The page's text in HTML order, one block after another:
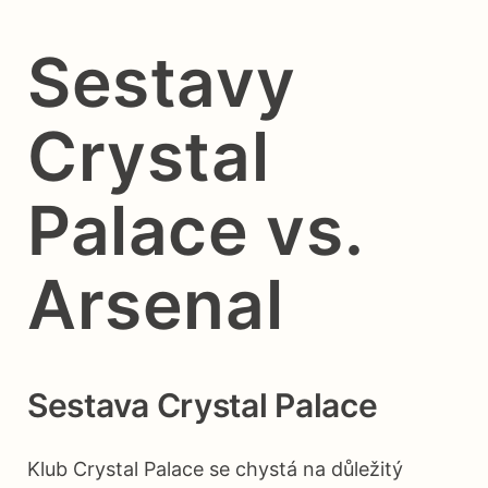
Sestavy
Crystal
Palace vs.
Arsenal
Sestava Crystal Palace
Klub Crystal Palace se chystá na důležitý